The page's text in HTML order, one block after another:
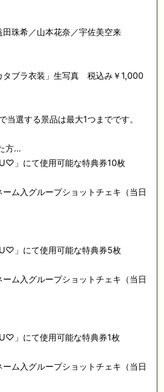
珠希／山本花奈／宇佐美空来
タブラ衣装」生写真 税込み￥1,000
当選する景品は最大1つまでです。
方…
」にて使用可能な特典券10枚
ーム入グループショットチェキ（当日
」にて使用可能な特典券5枚
ーム入グループショットチェキ（当日
」にて使用可能な特典券1枚
ーム入グループショットチェキ（当日